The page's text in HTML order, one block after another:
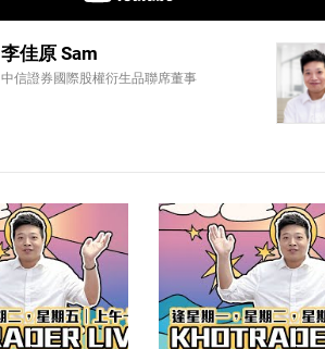
李佳原 Sam
中信證券國際股權衍生品聯席董事